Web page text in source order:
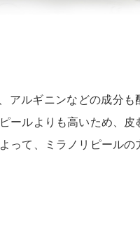
アルギニンなどの成分も
ールよりも高いため、皮
って、ミラノリピールの